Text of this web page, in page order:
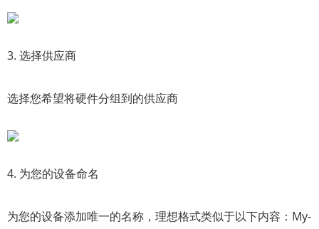
3. 选择供应商
选择您希望将硬件分组到的供应商
4. 为您的设备命名
为您的设备添加唯一的名称，理想格式类似于以下内容：My-